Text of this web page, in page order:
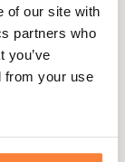
of our site with
partners who
you’ve
from your use
idéal
comme